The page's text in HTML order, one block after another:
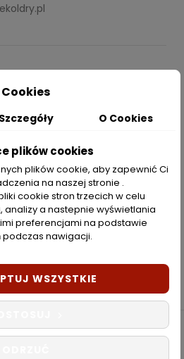

Cookies
Szczegóły O Cookies
plików cookies
plików cookie, aby zapewnić Ci
na naszej stronie .
cookie stron trzecich w celu
analizy a nastepnie wyświetlania
preferencjami na podstawie
nawigacji.
WSZYSTKIE
PolskieKoldry.pl. Wszelkie